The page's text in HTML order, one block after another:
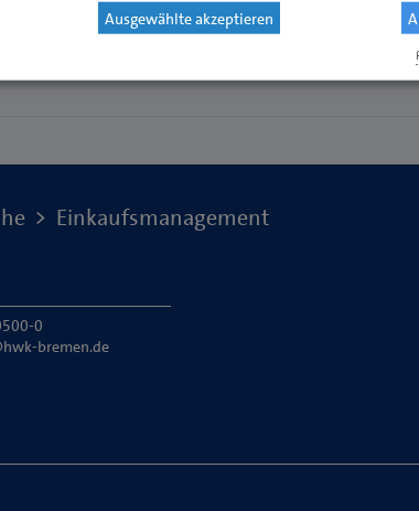
Einkaufsmanagement
0
bremen.de
Ausgewählte akzeptieren